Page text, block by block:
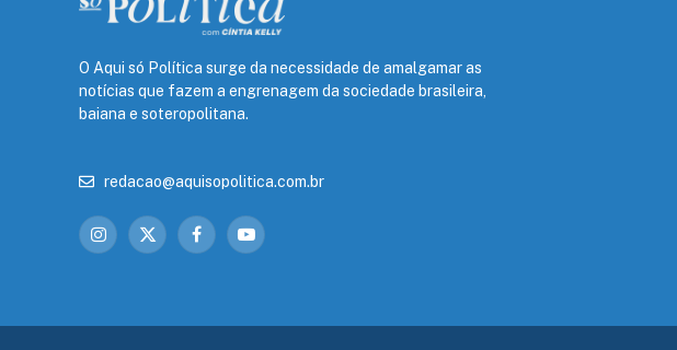
O Aqui só Política surge da necessidade de amalgamar as
notícias que fazem a engrenagem da sociedade brasileira,
baiana e soteropolitana.
redacao@aquisopolitica.com.br
Instagram
X
FacebookYouTube